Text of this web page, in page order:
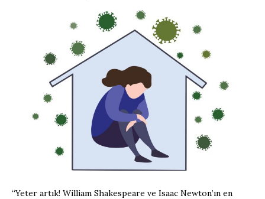
“Yeter artık! William Shakespeare ve Isaac Newton’ın en